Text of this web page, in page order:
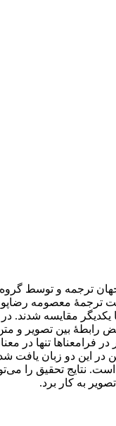
جهان ترجمه و توسط
ترجمۀ معصومه
مقایسه
متون چند‌وجهی و
در فرامعناها تنها در
این دو زبان
نتایج تحقیق را
به‌ کار برد.